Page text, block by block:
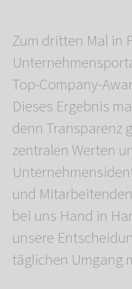
Zum dritten Mal in
Top-Company-
Dieses Ergebnis
denn Transparenz
zentralen Werten
und
bei uns Hand in
unsere
täglichen Umgang